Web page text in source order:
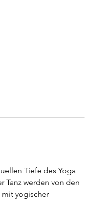
Tiefe des Yoga
Tanz werden von den
mit yogischer